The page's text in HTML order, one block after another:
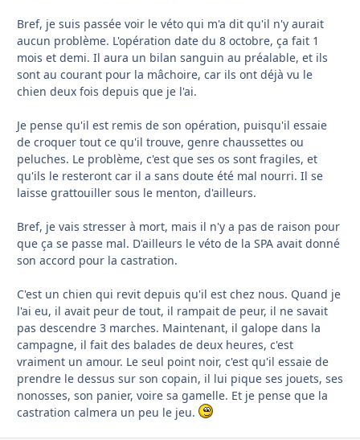
Bref, je suis passée voir le véto qui m'a dit qu'il n'y aurait
aucun problème. L'opération date du 8 octobre, ça fait 1
mois et demi. Il aura un bilan sanguin au préalable, et ils
sont au courant pour la mâchoire, car ils ont déjà vu le
chien deux fois depuis que je l'ai.
Je pense qu'il est remis de son opération, puisqu'il essaie
de croquer tout ce qu'il trouve, genre chaussettes ou
peluches. Le problème, c'est que ses os sont fragiles, et
qu'ils le resteront car il a sans doute été mal nourri. Il se
laisse grattouiller sous le menton, d'ailleurs.
Bref, je vais stresser à mort, mais il n'y a pas de raison pour
que ça se passe mal. D'ailleurs le véto de la SPA avait donné
son accord pour la castration.
C'est un chien qui revit depuis qu'il est chez nous. Quand je
l'ai eu, il avait peur de tout, il rampait de peur, il ne savait
pas descendre 3 marches. Maintenant, il galope dans la
campagne, il fait des balades de deux heures, c'est
vraiment un amour. Le seul point noir, c'est qu'il essaie de
prendre le dessus sur son copain, il lui pique ses jouets, ses
nonosses, son panier, voire sa gamelle. Et je pense que la
castration calmera un peu le jeu.